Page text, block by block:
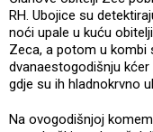
RH. Ubojice su
noći upale u kuću
Zeca, a potom u kombi
dvanaestogodišnju kćer
gdje su ih hladnokrvno
Na ovogodišnjoj